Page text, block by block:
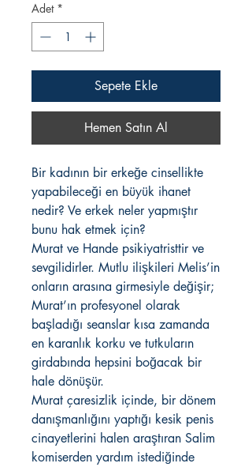
Adet *
Sepete Ekle
Hemen Satın Al
Bir kadının bir erkeğe cinsellikte
yapabileceği en büyük ihanet
nedir? Ve erkek neler yapmıştır
bunu hak etmek için?
Murat ve Hande psikiyatristtir ve
sevgilidirler. Mutlu ilişkileri Melis’in
onların arasına girmesiyle değişir;
Murat’ın profesyonel olarak
başladığı seanslar kısa zamanda
en karanlık korku ve tutkuların
girdabında hepsini boğacak bir
hale dönüşür.
Murat çaresizlik içinde, bir dönem
danışmanlığını yaptığı kesik penis
cinayetlerini halen araştıran Salim
komiserden yardım istediğinde